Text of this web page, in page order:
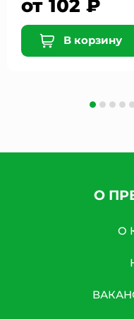
от 102 ₽
В корзину
О
О